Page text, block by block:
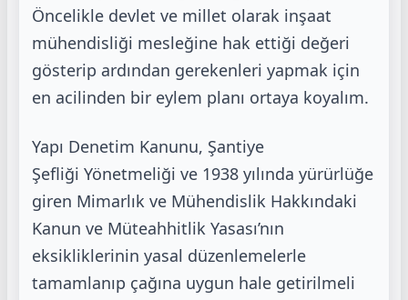
Öncelikle devlet ve millet olarak inşaat
mühendisliği mesleğine hak ettiği değeri
gösterip ardından gerekenleri yapmak için
en acilinden bir eylem planı ortaya koyalım.
Yapı Denetim Kanunu, Şantiye
Şefliği Yönetmeliği ve 1938 yılında yürürlüğe
giren Mimarlık ve Mühendislik Hakkındaki
Kanun ve Müteahhitlik Yasası’nın
eksikliklerinin yasal düzenlemelerle
tamamlanıp çağına uygun hale getirilmeli